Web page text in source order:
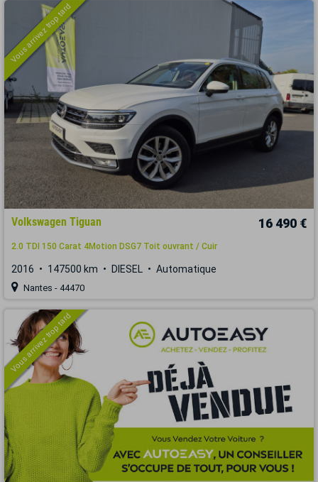
Vous arrivez trop tard
Volkswagen Tiguan 16 490 €
2.0 TDI 150 Carat 4Motion DSG7 Toit ouvrant / Cuir
2016 147500 km DIESEL Automatique
Nantes - 44470
Vous arrivez trop tard